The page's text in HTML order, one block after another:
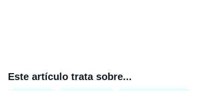
Este artículo trata sobre...